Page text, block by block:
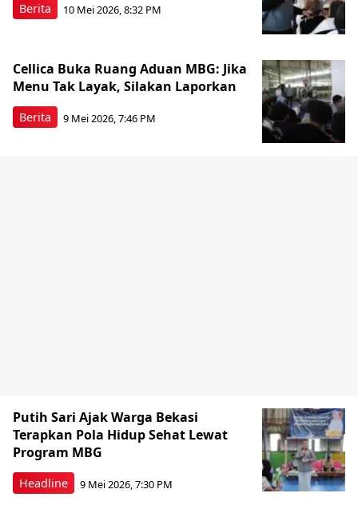
Berita 10 Mei 2026, 8:32 PM
Berita
Cellica Buka Ruang Aduan MBG: Jika
Menu Tak Layak, Silakan Laporkan
9 Mei 2026, 7:46 PM
Headline
Putih Sari Ajak Warga Bekasi
Terapkan Pola Hidup Sehat Lewat
Program MBG
9 Mei 2026, 7:30 PM